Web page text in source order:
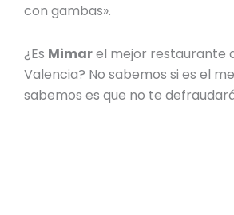
con gambas».
¿Es Mimarel mejor restaurante
Valencia? No sabemos si es el
sabemos es que no te